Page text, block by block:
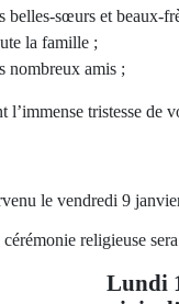
belles-sœurs et beaux-
la famille ;
nombreux amis ;
l’immense tristesse de
le vendredi 9
religieuse
Lundi